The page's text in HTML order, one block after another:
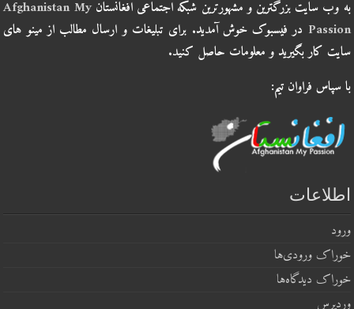
به وب سایت بزرگترین و مشهورترین شبکه اجتماعی افغانستانAfghanistan My
Passion در فیسبوک خوش آمدید. برای تبلیغات و ارسال مطالب از مینو های
سایت کار بگیرید و معلومات حاصل کنید.
با سپاس فراوان تیم:
اطلاعات
ورود
خوراک ورودی‌ها
خوراک دیدگاه‌ها
وردپرس